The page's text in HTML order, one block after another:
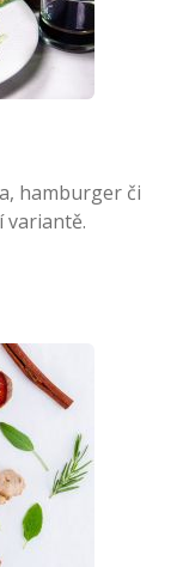
hamburger či
variantě.